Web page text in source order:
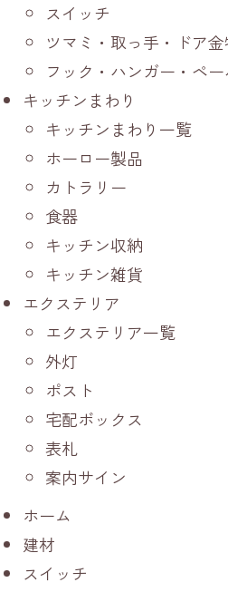
スイッチ
ツマミ・取っ手・ドア金
フック・ハンガー・ペ
キッチンまわり
キッチンまわり一覧
ホーロー製品
カトラリー
食器
キッチン収納
キッチン雑貨
エクステリア
エクステリア一覧
外灯
ポスト
宅配ボックス
表札
案内サイン
ホーム
建材
スイッチ